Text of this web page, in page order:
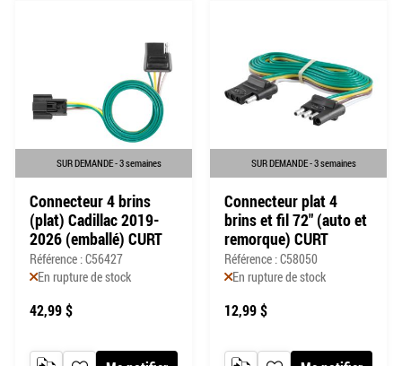
SUR DEMANDE - 3 semaines
Connecteur 4 brins
(plat) Cadillac 2019-
2026 (emballé) CURT
Référence : C56427
En rupture de stock
42,99 $
SUR DEMANDE - 3 semaines
Connecteur plat 4
brins et fil 72" (auto et
remorque) CURT
Référence : C58050
En rupture de stock
12,99 $